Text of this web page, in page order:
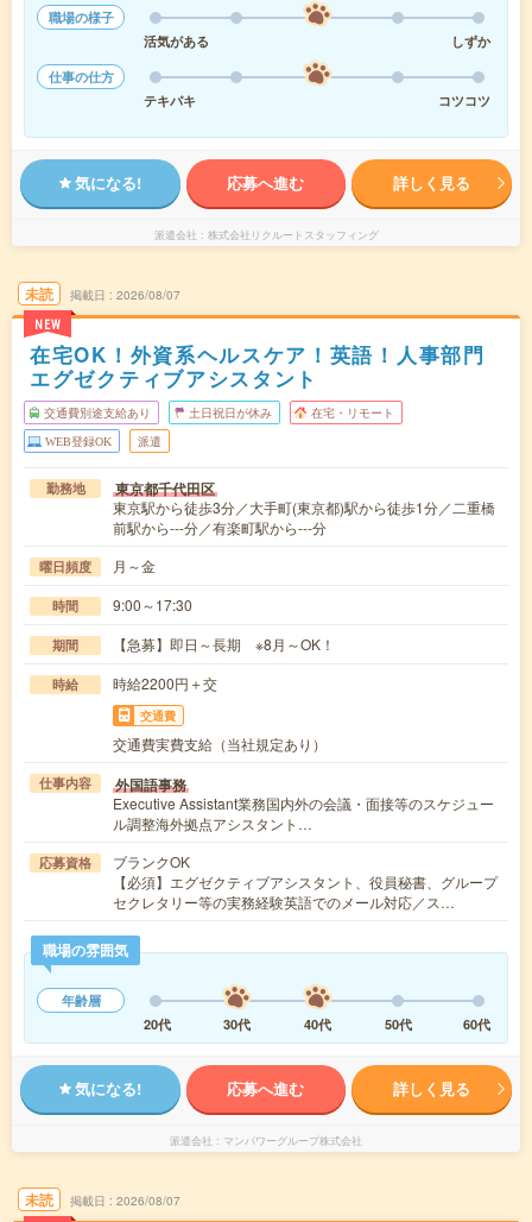
職場の様子
活気がある
しずか
仕事の仕方
テキパキ
コツコツ
気になる! 応募へ進む 詳しく見る
派遣会社 株式会社リクルートスタッフィング
未読
NEW
掲載日 2026/08/07
在宅OK！外資系ヘルスケア！英語！人事部門
エグゼクティブアシスタント
交通費別途支給あり 土日祝日が休み 在宅・リモート
WEB登録OK 派遣
勤務地 東京都千代田区
東京駅から徒歩3分／大手町(東京都)駅から徒歩1分／二重橋
前駅から---分／有楽町駅から---分
曜日頻度 月～金
時間 9:00～17:30
期間 【急募】即日～長期 ※8月～OK！
時給 時給2200円＋交
交通費
交通費実費支給（当社規定あり）
仕事内容 外国語事務
Executive Assistant業務国内外の会議・面接等のスケジュー
ル調整海外拠点アシスタント…
応募資格
ブランクOK
【必須】エグゼクティブアシスタント、役員秘書、グループ
セクレタリー等の実務経験英語でのメール対応／ス…
職場の雰囲気
年齢層
20代
30代 40代 50代 60代
気になる! 応募へ進む 詳しく見る
派遣会社 マンパワーグループ株式会社
未読 掲載日 2026/08/07